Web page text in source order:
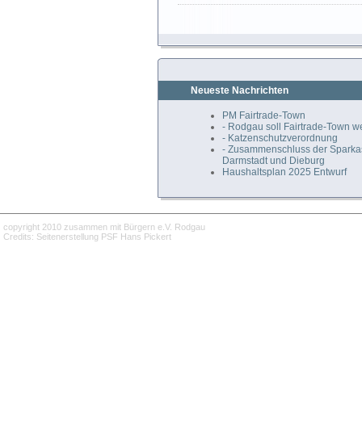
Neueste Nachrichten
PM Fairtrade-Town
- Rodgau soll Fairtrade-Town
- Katzenschutzverordnung
- Zusammenschluss der
Darmstadt und Dieburg
Haushaltsplan 2025 Entwurf
copyright 2010 zusammen mit Bürgern e.V. Rodgau
Credits: Seitenerstellung PSF Hans Pickert